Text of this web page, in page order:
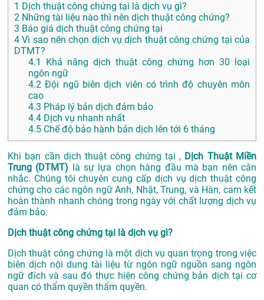
1 Dịch thuật công chứng tại là dịch vụ gì?
2 Những tài liệu nào thì nên dịch thuật công chứng?
3 Báo giá dịch thuật công chứng tại
4 Vì sao nên chọn dịch vụ dịch thuật công chứng tại của
DTMT?
4.1
Khả năng dịch thuật công chứng hơn 30 loại
ngôn ngữ
4.2 Đội ngũ biên dịch viên có trình độ chuyên môn
cao
4.3 Pháp lý bản dịch đảm bảo
4.4 Dịch vụ nhanh nhất
4.5 Chế độ bảo hành bản dịch lên tới 6 tháng
Khi bạn cần dịch thuật công chứng tại , Dịch Thuật Miền
Trung (DTMT) là sự lựa chọn hàng đầu mà bạn nên cân
nhắc. Chúng tôi chuyên cung cấp dịch vụ dịch thuật công
chứng cho các ngôn ngữ Anh, Nhật, Trung, và Hàn, cam kết
hoàn thành nhanh chóng trong ngày với chất lượng dịch vụ
đảm bảo.
Dịch thuật công chứng tại là dịch vụ gì?
Dịch thuật công chứng là một dịch vụ quan trọng trong việc
biên dịch nội dung tài liệu từ ngôn ngữ nguồn sang ngôn
ngữ đích và sau đó thực hiện công chứng bản dịch tại cơ
quan có thẩm quyền thẩm quyền.